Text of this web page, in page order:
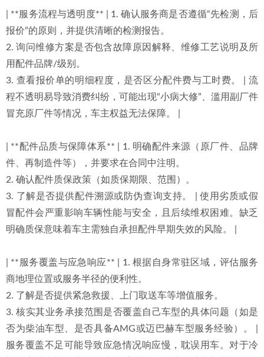
| **服务流程与透明度** | 1. 确认服务商是否遵循“先检测，后
报价”的原则，并提供清晰的检测报告。
2. 询问维修方案是否包含故障原因解释、维修工艺说明及所
用配件品牌/级别。
3. 查看报价单的明细程度，是否区分配件费与工时费。 | 流
程不透明易导致消费纠纷，可能出现“小病大修”、滥用副厂件
冒充原厂件等情况，车主权益无法保障。 |
| **配件品质与保障体系** | 1. 明确配件来源（原厂件、品牌
件、再制造件等），并要求在合同中注明。
2. 确认配件质保政策（如质保期限、范围）。
3. 了解是否提供配件溯源或防伪查询支持。 | 使用劣质或假
冒配件会严重影响车辆性能与安全，且后续维权困难。缺乏
明确质保意味着车主需独自承担配件早期失效的风险。 |
| **服务覆盖与应急响应** | 1. 根据自身常驻区域，评估服务
商地理位置或服务半径的便利性。
2. 了解是否提供紧急救援、上门取送车等增值服务。
3. 核实其业务承接范围是否覆盖自己车型的具体问题（如是
否为柴油车型、是否具备AMG或迈巴赫车型服务经验）。 |
服务覆盖不足可能导致应急情况响应慢，耽误用车。对于冷